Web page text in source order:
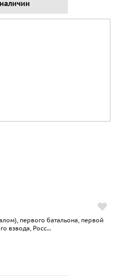
первого батальона, первой
взвода, Росс...